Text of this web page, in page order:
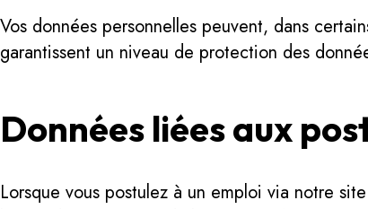
Vos données personnelles peuvent, dans
garantissent un niveau de protection des
Données liées aux
Lorsque vous postulez à un emploi via notre